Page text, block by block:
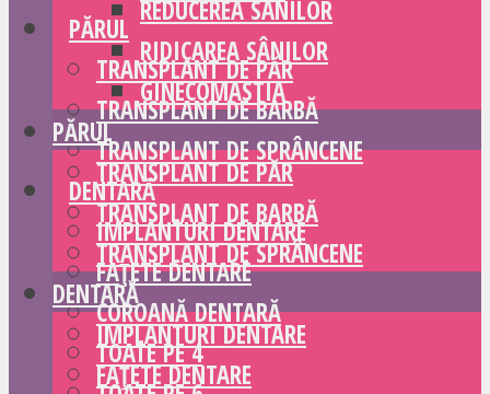
PĂRUL
TRANSPLANT DE PĂR
TRANSPLANT DE BARBĂ
TRANSPLANT DE SPRÂNCENE
DENTARĂ
IMPLANTURI DENTARE
FAȚETE DENTARE
COROANĂ DENTARĂ
TOATE PE 4
REDUCEREA SÂNILOR
RIDICAREA SÂNILOR
GINECOMASTIA
PĂRUL
TRANSPLANT DE PĂR
TRANSPLANT DE BARBĂ
TRANSPLANT DE SPRÂNCENE
DENTARĂ
IMPLANTURI DENTARE
FAȚETE DENTARE